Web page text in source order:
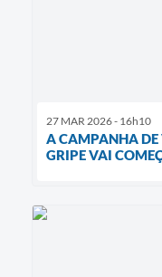
27 MAR 2026 - 16h10
A CAMPANHA
GRIPE VAI